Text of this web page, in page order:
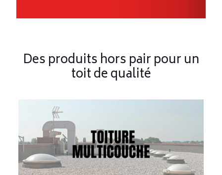
Des produits hors pair pour un
toit de qualité